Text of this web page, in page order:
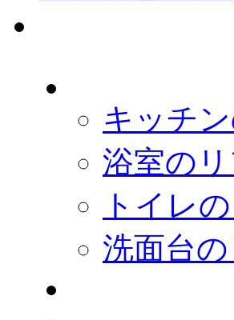
キッチ
浴室の
トイレ
洗面台